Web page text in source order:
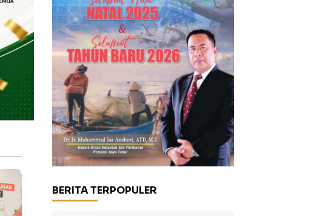
BERITA TERPOPULER